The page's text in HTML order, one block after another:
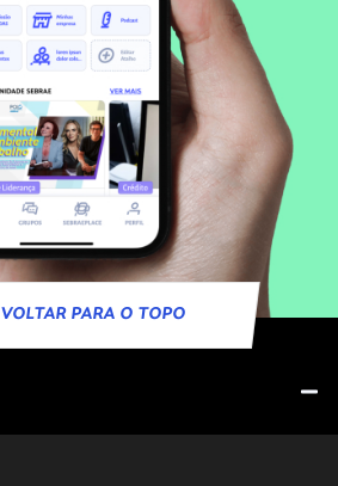
VOLTAR PARA O TOPO